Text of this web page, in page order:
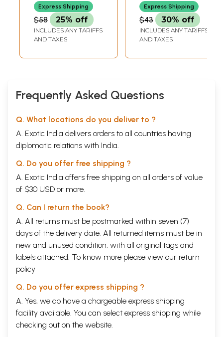
Express Shipping
$58 25% off
INCLUDES ANY TARIFFS
AND TAXES
Express Shipping
$43 30% off
INCLUDES ANY TARIFFS
AND TAXES
Frequently Asked Questions
Q. What locations do you deliver to ?
A. Exotic India delivers orders to all countries having
diplomatic relations with India.
Q. Do you offer free shipping ?
A. Exotic India offers free shipping on all orders of value
of $30 USD or more.
Q. Can I return the book?
A. All returns must be postmarked within seven (7)
days of the delivery date. All returned items must be in
new and unused condition, with all original tags and
labels attached. To know more please view our return
policy
Q. Do you offer express shipping ?
A. Yes, we do have a chargeable express shipping
facility available. You can select express shipping while
checking out on the website.